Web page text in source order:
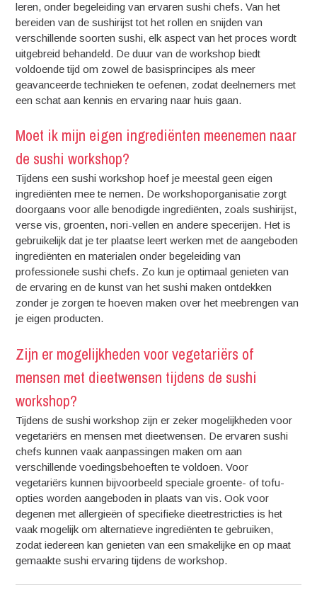
leren, onder begeleiding van ervaren sushi chefs. Van het
bereiden van de sushirijst tot het rollen en snijden van
verschillende soorten sushi, elk aspect van het proces wordt
uitgebreid behandeld. De duur van de workshop biedt
voldoende tijd om zowel de basisprincipes als meer
geavanceerde technieken te oefenen, zodat deelnemers met
een schat aan kennis en ervaring naar huis gaan.
Moet ik mijn eigen ingrediënten meenemen naar
de sushi workshop?
Tijdens een sushi workshop hoef je meestal geen eigen
ingrediënten mee te nemen. De workshoporganisatie zorgt
doorgaans voor alle benodigde ingrediënten, zoals sushirijst,
verse vis, groenten, nori-vellen en andere specerijen. Het is
gebruikelijk dat je ter plaatse leert werken met de aangeboden
ingrediënten en materialen onder begeleiding van
professionele sushi chefs. Zo kun je optimaal genieten van
de ervaring en de kunst van het sushi maken ontdekken
zonder je zorgen te hoeven maken over het meebrengen van
je eigen producten.
Zijn er mogelijkheden voor vegetariërs of
mensen met dieetwensen tijdens de sushi
workshop?
Tijdens de sushi workshop zijn er zeker mogelijkheden voor
vegetariërs en mensen met dieetwensen. De ervaren sushi
chefs kunnen vaak aanpassingen maken om aan
verschillende voedingsbehoeften te voldoen. Voor
vegetariërs kunnen bijvoorbeeld speciale groente- of tofu-
opties worden aangeboden in plaats van vis. Ook voor
degenen met allergieën of specifieke dieetrestricties is het
vaak mogelijk om alternatieve ingrediënten te gebruiken,
zodat iedereen kan genieten van een smakelijke en op maat
gemaakte sushi ervaring tijdens de workshop.